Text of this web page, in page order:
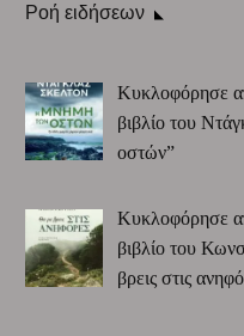
Ροή ειδήσεων
Κυκλοφόρησε
βιβλίο του
οστών”
Κυκλοφόρησε
βιβλίο του
βρεις στις